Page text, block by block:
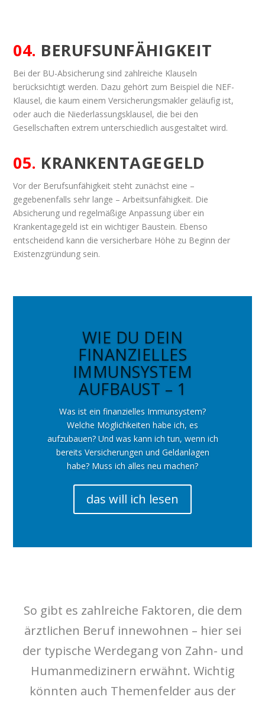
04. BERUFSUNFÄHIGKEIT
Bei der BU-Absicherung sind zahlreiche Klauseln
berücksichtigt werden. Dazu gehört zum Beispiel die NEF-
Klausel, die kaum einem Versicherungsmakler geläufig ist,
oder auch die Niederlassungsklausel, die bei den
Gesellschaften extrem unterschiedlich ausgestaltet wird.
05. KRANKENTAGEGELD
Vor der Berufsunfähigkeit steht zunächst eine –
gegebenenfalls sehr lange – Arbeitsunfähigkeit. Die
Absicherung und regelmäßige Anpassung über ein
Krankentagegeld ist ein wichtiger Baustein. Ebenso
entscheidend kann die versicherbare Höhe zu Beginn der
Existenzgründung sein.
WIE DU DEIN
FINANZIELLES
IMMUNSYSTEM
AUFBAUST – 1
Was ist ein finanzielles Immunsystem?
Welche Möglichkeiten habe ich, es
aufzubauen? Und was kann ich tun, wenn ich
bereits Versicherungen und Geldanlagen
habe? Muss ich alles neu machen?
das will ich lesen
So gibt es zahlreiche Faktoren, die dem
ärztlichen Beruf innewohnen – hier sei
der typische Werdegang von Zahn- und
Humanmedizinern erwähnt. Wichtig
könnten auch Themenfelder aus der